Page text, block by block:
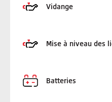
Vidange
Mise à niveau des
Batteries